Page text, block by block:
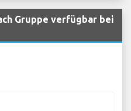
Gruppe verfügbar bei